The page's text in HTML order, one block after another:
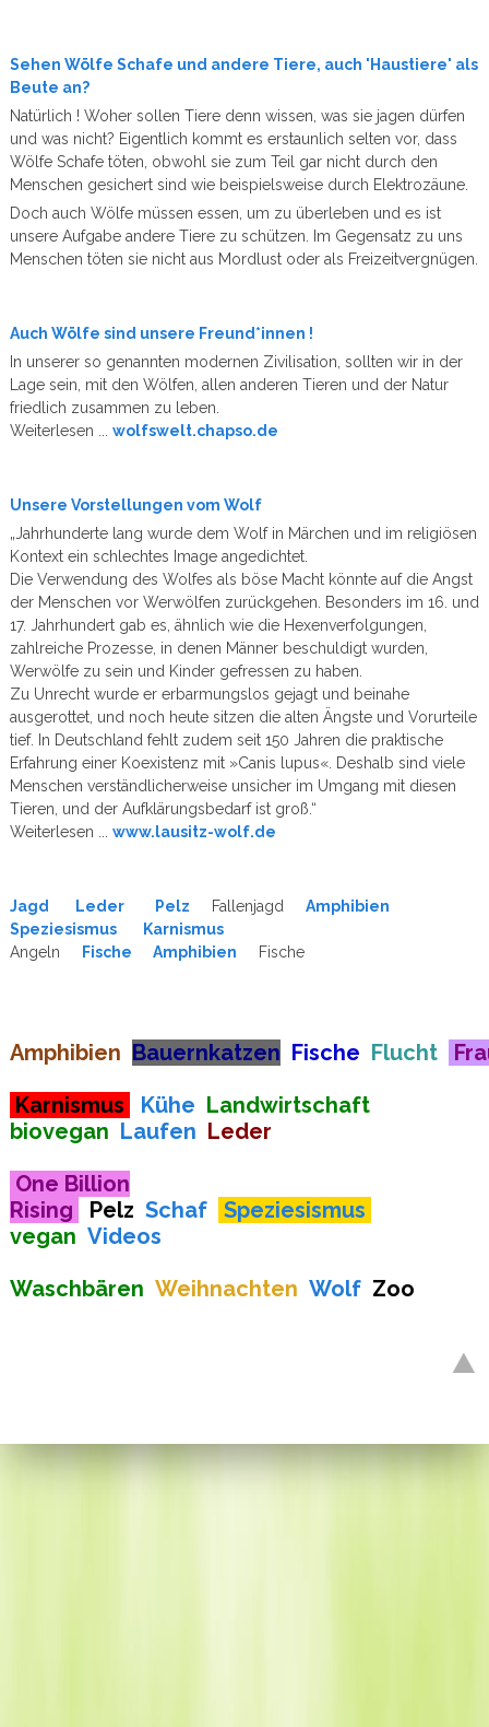
Sehen Wölfe Schafe und andere Tiere, auch 'Haustiere' als
Beute an?
Natürlich ! Woher sollen Tiere denn wissen, was sie jagen dürfen
und was nicht? Eigentlich kommt es erstaunlich selten vor, dass
Wölfe Schafe töten, obwohl sie zum Teil gar nicht durch den
Menschen gesichert sind wie beispielsweise durch Elektrozäune.
Doch auch Wölfe müssen essen, um zu überleben und es ist
unsere Aufgabe andere Tiere zu schützen. Im Gegensatz zu uns
Menschen töten sie nicht aus Mordlust oder als Freizeitvergnügen.
Auch Wölfe sind unsere Freund*innen !
In unserer so genannten modernen Zivilisation, sollten wir in der
Lage sein, mit den Wölfen, allen anderen Tieren und der Natur
friedlich zusammen zu leben.
Weiterlesen ... wolfswelt.chapso.de
Unsere Vorstellungen vom Wolf
„Jahrhunderte lang wurde dem Wolf in Märchen und im religiösen
Kontext ein schlechtes Image angedichtet.
Die Verwendung des Wolfes als böse Macht könnte auf die Angst
der Menschen vor Werwölfen zurückgehen. Besonders im 16. und
17. Jahrhundert gab es, ähnlich wie die Hexenverfolgungen,
zahlreiche Prozesse, in denen Männer beschuldigt wurden,
Werwölfe zu sein und Kinder gefressen zu haben.
Zu Unrecht wurde er erbarmungslos gejagt und beinahe
ausgerottet, und noch heute sitzen die alten Ängste und Vorurteile
tief. In Deutschland fehlt zudem seit 150 Jahren die praktische
Erfahrung einer Koexistenz mit »Canis lupus«. Deshalb sind viele
Menschen verständlicherweise unsicher im Umgang mit diesen
Tieren, und der Aufklärungsbedarf ist groß.“
Weiterlesen ... www.lausitz-wolf.de
Jagd Leder Pelz Fallenjagd Amphibien
Speziesismus
Karnismus
Angeln
Fische Amphibien Fische
Amphibien Bauernkatzen Fische Flucht
Karnismus
Kühe Landwirtschaft
biovegan Laufen Leder
One Billion
Rising
Pelz Schaf Speziesismus
vegan Videos
Waschbären Weihnachten Wolf Zoo